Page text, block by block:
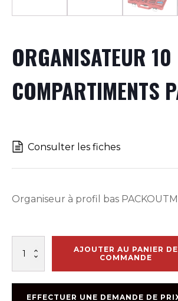
ORGANISATEUR 10
COMPARTIMENTS
Consulter les fiches
Organiseur à profil bas
AJOUTER AU PANIER DE
COMMANDE
EFFECTUER UNE DEMANDE DE